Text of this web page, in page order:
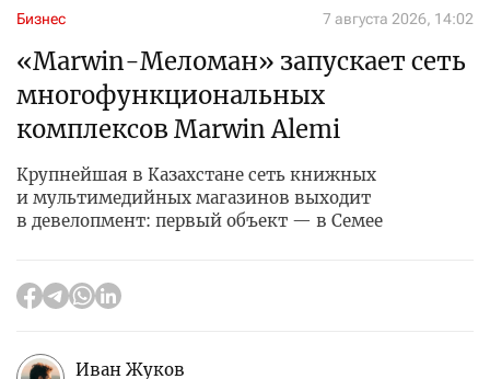
Бизнес 7 августа 2026, 14:02
«Marwin-Меломан» запускает сеть
многофункциональных
комплексов Marwin Alemi
Крупнейшая в Казахстане сеть книжных
и мультимедийных магазинов выходит
в девелопмент: первый объект — в Семее
Иван Жуков